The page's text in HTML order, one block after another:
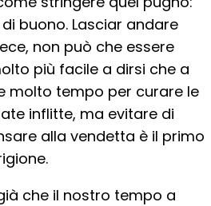
buono. Lasciar andare
non può che essere
più facile a dirsi che a
molto tempo per curare le
inflitte, ma evitare di
alla vendetta è il primo
che il nostro tempo a